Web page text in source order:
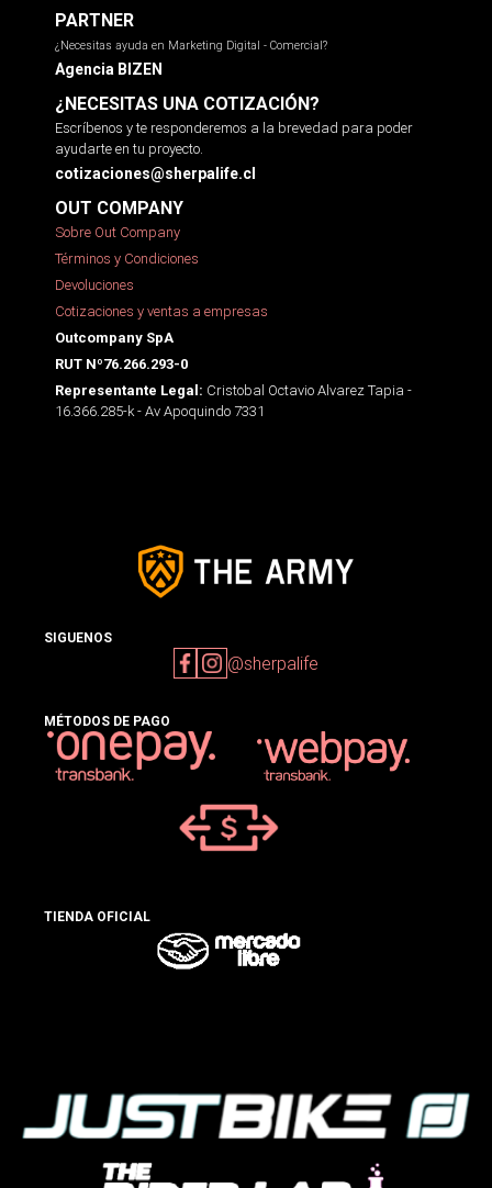
PARTNER
¿Necesitas ayuda en Marketing Digital - Comercial?
Agencia BIZEN
¿NECESITAS UNA COTIZACIÓN?
Escríbenos y te responderemos a la brevedad para poder
ayudarte en tu proyecto.
cotizaciones@sherpalife.cl
OUT COMPANY
Sobre Out Company
Términos y Condiciones
Devoluciones
Cotizaciones y ventas a empresas
Outcompany SpA
RUT Nº76.266.293-0
Representante Legal: Cristobal Octavio Alvarez Tapia -
16.366.285-k - Av Apoquindo 7331
SIGUENOS
@sherpalife
MÉTODOS DE PAGO
TIENDA OFICIAL